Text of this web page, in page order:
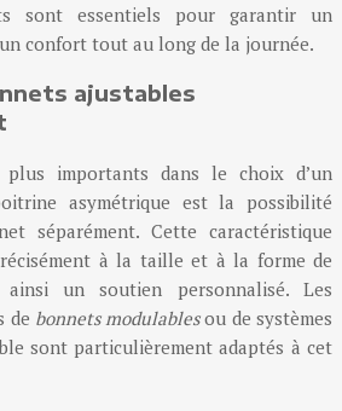
sont essentiels pour garantir un
confort tout au long de la journée.
ajustables
plus importants dans le choix d’un
asymétrique est la possibilité
séparément. Cette caractéristique
à la taille et à la forme de
un soutien personnalisé. Les
de bonnets modulablesou de systèmes
sont particulièrement adaptés à cet